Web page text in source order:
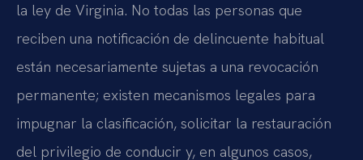
la ley de Virginia. No todas las personas que
reciben una notificación de delincuente habitual
están necesariamente sujetas a una revocación
permanente; existen mecanismos legales para
impugnar la clasificación, solicitar la restauración
del privilegio de conducir y, en algunos casos,